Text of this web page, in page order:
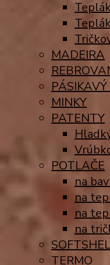
MADEIRA
MINKY
PATENTY
POTLAČE
na
na
na
na
TERMO